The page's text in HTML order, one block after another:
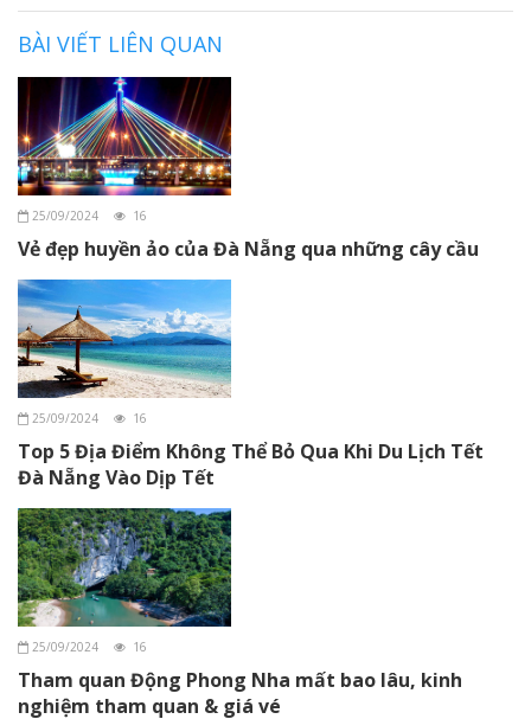
BÀI VIẾT LIÊN QUAN
25/09/2024 16
Vẻ đẹp huyền ảo của Đà Nẵng qua những cây cầu
25/09/2024 16
Top 5 Địa Điểm Không Thể Bỏ Qua Khi Du Lịch Tết
Đà Nẵng Vào Dịp Tết
25/09/2024 16
Tham quan Động Phong Nha mất bao lâu, kinh
nghiệm tham quan & giá vé